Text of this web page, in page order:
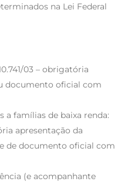
na Lei Federal
03 – obrigatória
documento oficial com
a famílias de baixa renda:
apresentação da
de documento oficial com
(e acompanhante